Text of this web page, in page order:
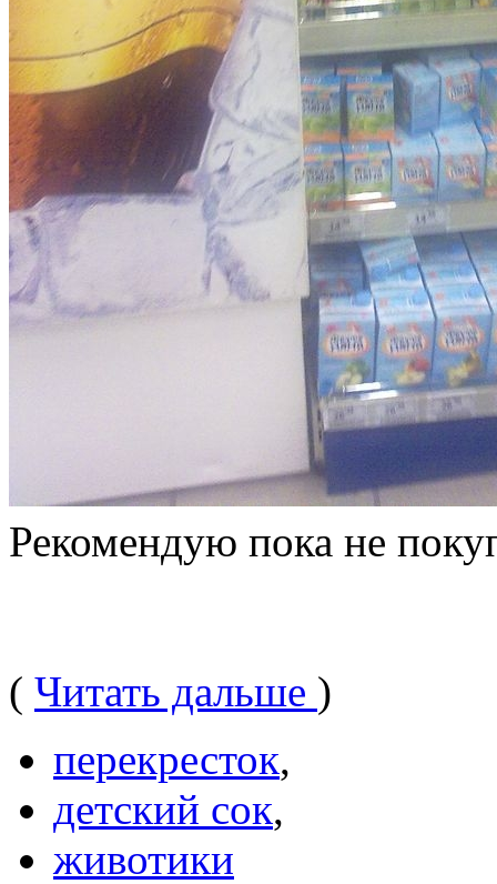
Рекомендую пока не
( Читать дальше )
перекресток,
детский сок,
животики